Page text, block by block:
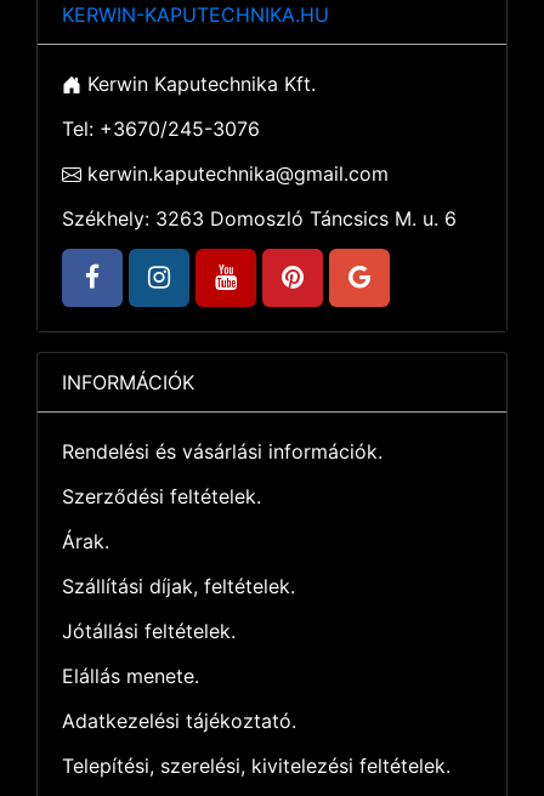
KERWIN-KAPUTECHNIKA.HU
Kerwin Kaputechnika Kft.
Tel: +3670/245-3076
kerwin.kaputechnika@gmail.com
Székhely: 3263 Domoszló Táncsics M. u. 6
INFORMÁCIÓK
Rendelési és vásárlási információk.
Szerződési feltételek.
Árak.
Szállítási díjak, feltételek.
Jótállási feltételek.
Elállás menete.
Adatkezelési tájékoztató.
Telepítési, szerelési, kivitelezési feltételek.